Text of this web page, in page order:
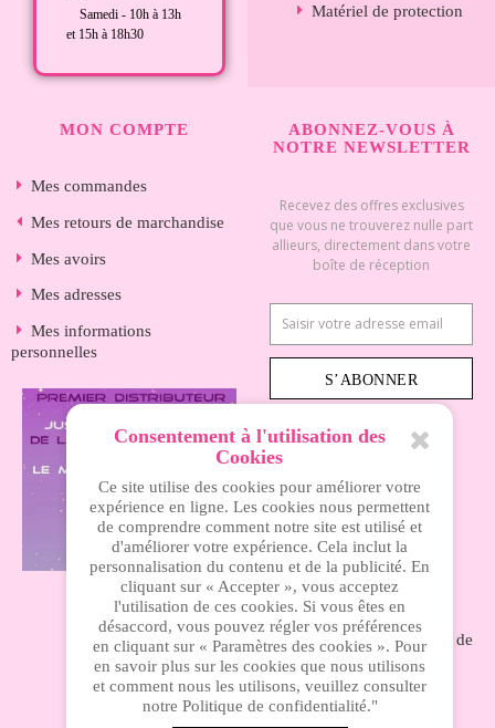
Samedi - 10h à 13h
et 15h à 18h30
Matériel de protection
MON COMPTE
Mes commandes
Mes retours de marchandise
Mes avoirs
Mes adresses
Mes informations
personnelles
ABONNEZ-VOUS À
NOTRE NEWSLETTER
Recevez des offres exclusives
que vous ne trouverez nulle part
allieurs, directement dans votre
boîte de réception
S’ABONNER
Nos magasins
Livraison
Mentions légales
Nos conditions générales de
ventes
A propos
Consentement à l'utilisation des
Cookies
Ce site utilise des cookies pour améliorer votre
expérience en ligne. Les cookies nous permettent
de comprendre comment notre site est utilisé et
d'améliorer votre expérience. Cela inclut la
personnalisation du contenu et de la publicité. En
cliquant sur « Accepter », vous acceptez
l'utilisation de ces cookies. Si vous êtes en
désaccord, vous pouvez régler vos préférences
en cliquant sur « Paramètres des cookies ». Pour
en savoir plus sur les cookies que nous utilisons
et comment nous les utilisons, veuillez consulter
notre Politique de confidentialité."